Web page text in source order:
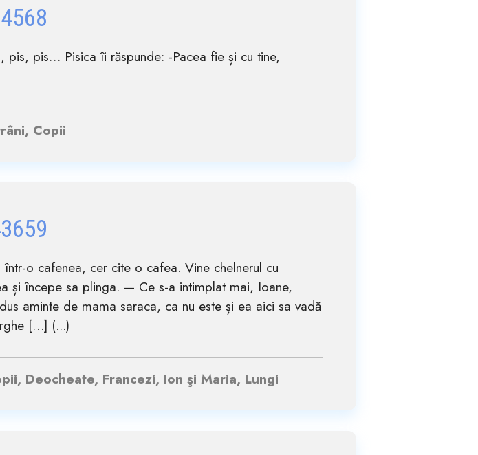
pis, pis… Pisica îi răspunde: -Pacea fie și cu tine,
Copii
o cafenea, cer cite o cafea. Vine chelnerul cu
și începe sa plinga. — Ce s-a intimplat mai, Ioane,
aminte de mama saraca, ca nu este și ea aici sa vadă
[…] (...)
Deocheate, Francezi, Ion şi Maria, Lungi